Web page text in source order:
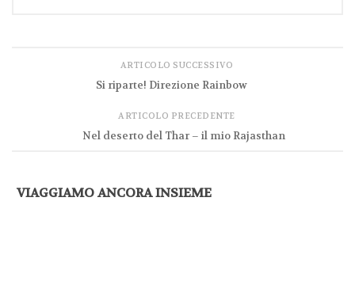
ARTICOLO SUCCESSIVO
Si riparte! Direzione Rainbow
ARTICOLO PRECEDENTE
Nel deserto del Thar – il mio Rajasthan
VIAGGIAMO ANCORA INSIEME